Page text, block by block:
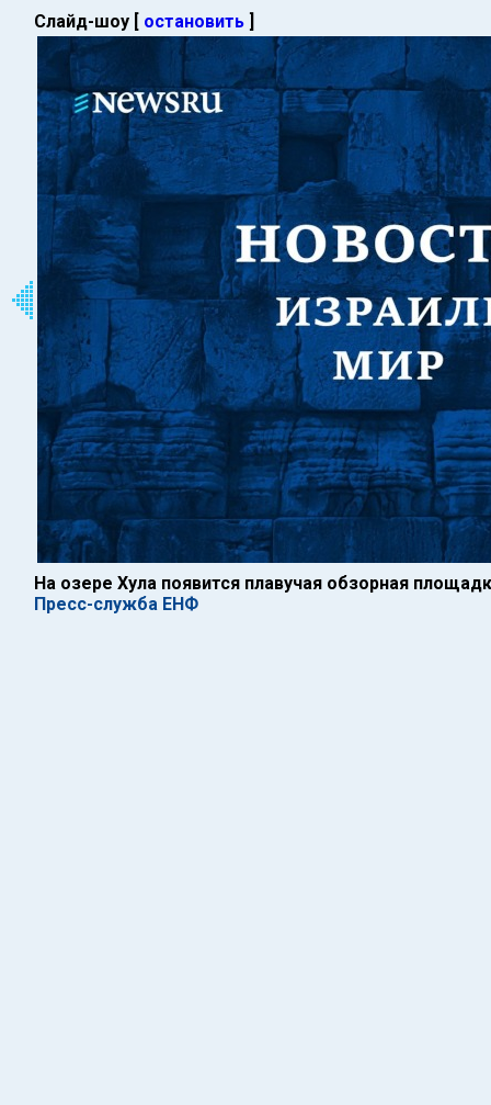
Слайд-шоу [ остановить ]
На озере Хула появится плавучая обзорная
Пресс-служба ЕНФ